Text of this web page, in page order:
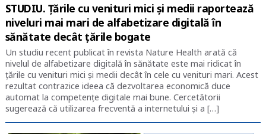
STUDIU. Țările cu venituri mici și medii raportează
niveluri mai mari de alfabetizare digitală în
sănătate decât țările bogate
Un studiu recent publicat în revista Nature Health arată că
nivelul de alfabetizare digitală în sănătate este mai ridicat în
țările cu venituri mici și medii decât în cele cu venituri mari. Acest
rezultat contrazice ideea că dezvoltarea economică duce
automat la competențe digitale mai bune. Cercetătorii
sugerează că utilizarea frecventă a internetului și a […]